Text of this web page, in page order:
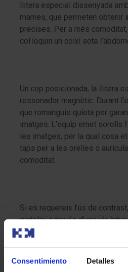
Consentimiento Detalles
llitera especial dissenyada
mames, que permeten obtenir
precises. Per a més
col·loquin un coixí sota
Un cop posicionada, la llitera
ressonador magnètic. Durant
que romanguis quieta per
imatges. L’equip emet sorolls
les imatges, per la qual cosa
taps per a les orelles o
comoditat.
Si es requereix l’ús de
gadolini a través d’una via
prova sol durar entre 30 i 60